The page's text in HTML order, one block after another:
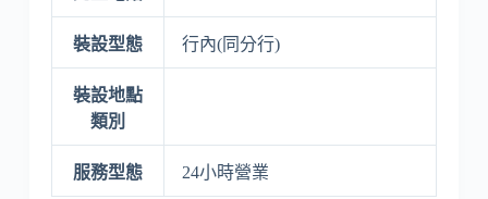
裝設型態 行內(同分行)
裝設地點
類別
服務型態 24小時營業